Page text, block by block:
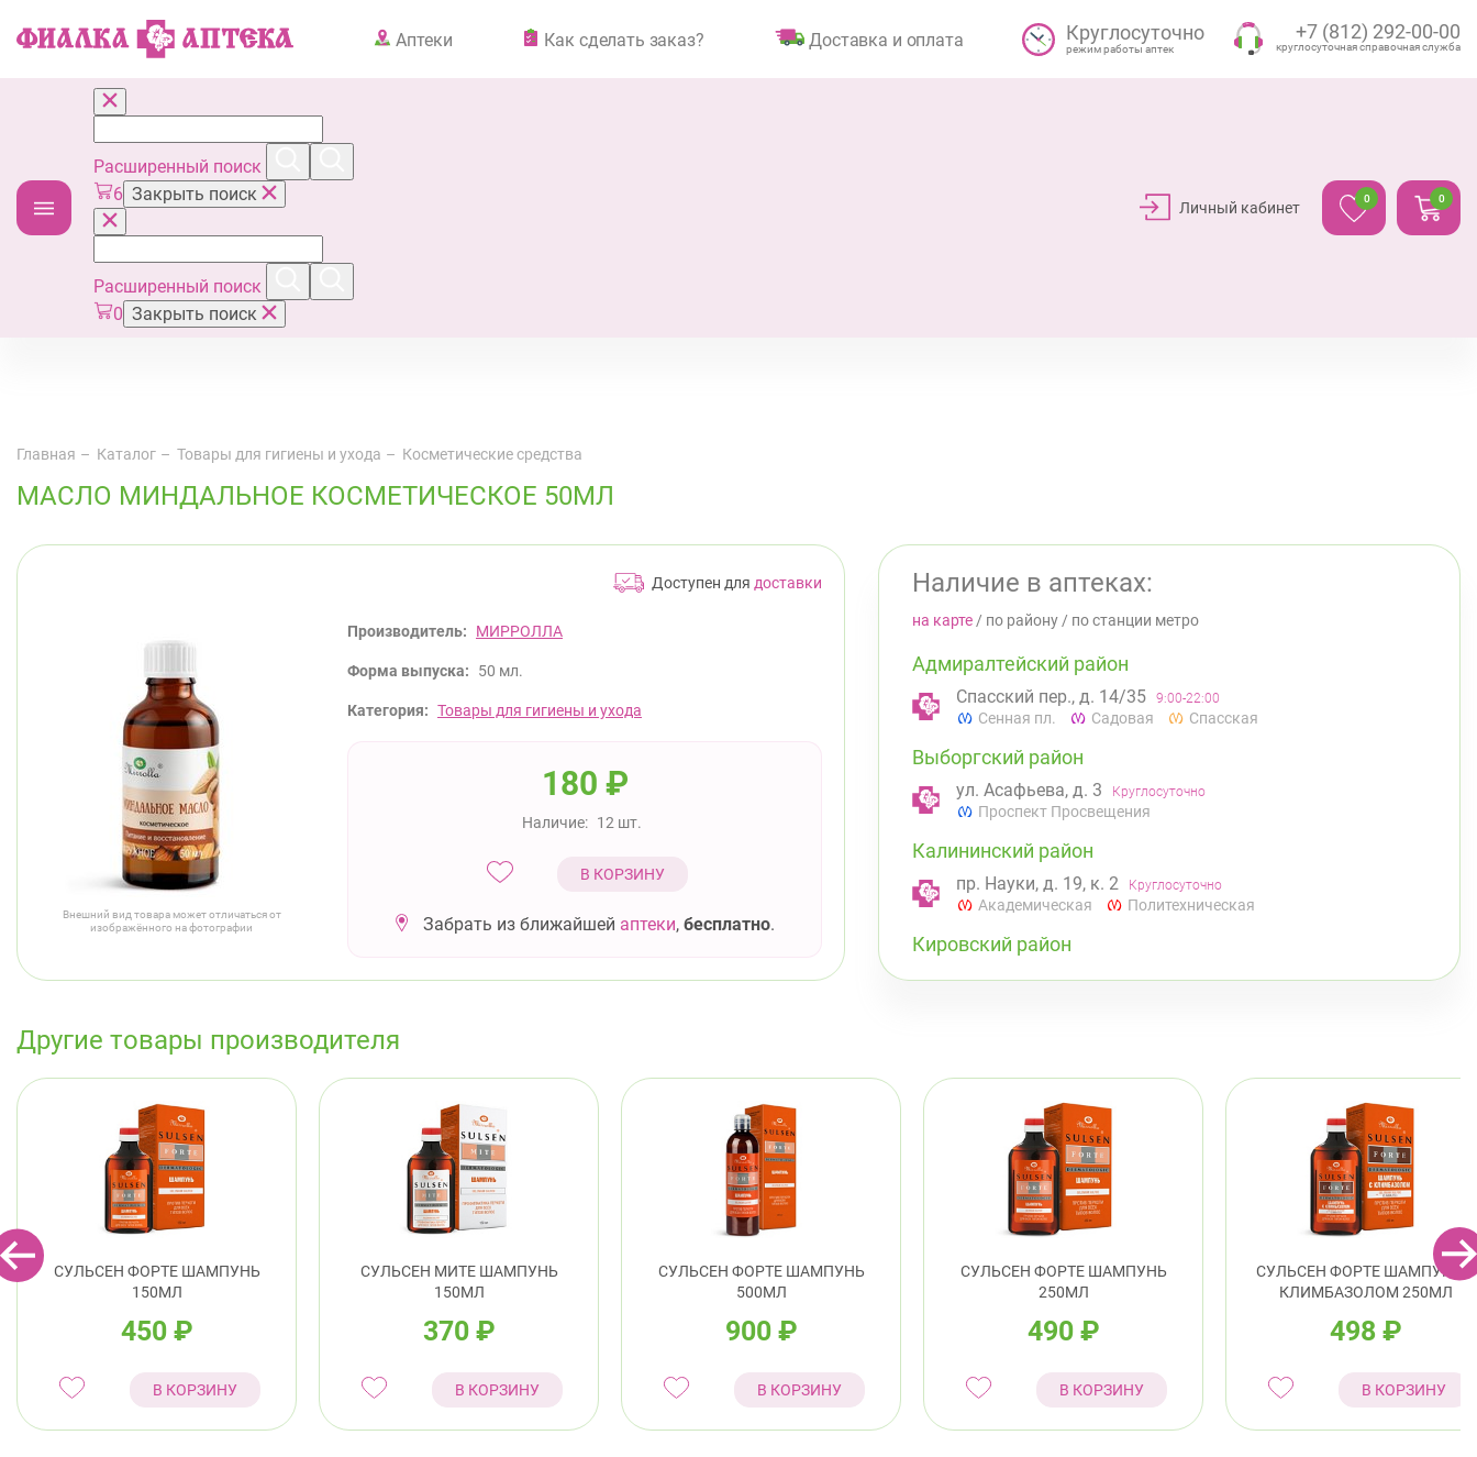
Аптеки Как сделать заказ? Доставка и оплата Круглосуточно
режим работы аптек
+7 (812) 292-00-00
круглосуточная справочная служба
Расширенный поиск
6 Закрыть поиск
Расширенный поиск
0 Закрыть поиск
Личный кабинет
0 0
Главная Каталог Товары для гигиены и ухода Косметические средства
МАСЛО МИНДАЛЬНОЕ КОСМЕТИЧЕСКОЕ 50МЛ
Доступен для доставки
Внешний вид товара может отличаться от
изображённого на фотографии
Производитель: МИРРОЛЛА
Форма выпуска: 50 мл.
Категория: Товары для гигиены и ухода
180 ₽
Наличие: 12 шт.
В КОРЗИНУ
Забрать из ближайшей аптеки, бесплатно.
Наличие в аптеках:
на карте / по району / по станции метро
Адмиралтейский район
Спасский пер., д. 14/35 9:00-22:00
Сенная пл. Садовая Спасская
Выборгский район
ул. Асафьева, д. 3 Круглосуточно
Проспект Просвещения
Калининский район
пр. Науки, д. 19, к. 2 Круглосуточно
Академическая Политехническая
Кировский район
Ленинский пр., д.104 Круглосуточно
Подвойского 6/5 (Белышева, 5)
Проспект Большевиков
Приморский район
Туристская ул., д.28 к.1
Савушкина ул., д.143
Комендантский пр., д. 34 к. 1
Другие товары производителя
СУЛЬСЕН ФОРТЕ ШАМПУНЬ
150МЛ
450 ₽
В КОРЗИНУ
СУЛЬСЕН МИТЕ ШАМПУНЬ
150МЛ
370 ₽
В КОРЗИНУ
СУЛЬСЕН ФОРТЕ ШАМПУНЬ
500МЛ
900 ₽
В КОРЗИНУ
СУЛЬСЕН ФОРТЕ ШАМПУНЬ
250МЛ
490 ₽
В КОРЗИНУ
СУЛЬСЕН ФОРТЕ ШАМПУНЬ С
КЛИМБАЗОЛОМ 250МЛ
498 ₽
В КОРЗИНУ